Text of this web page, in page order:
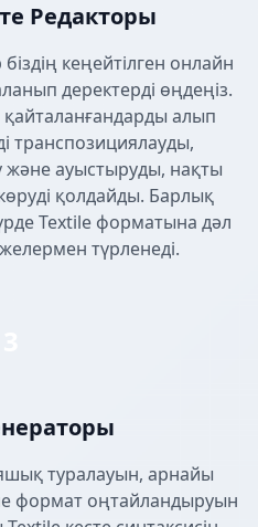
Редакторы
кеңейтілген онлайн
деректерді өңдеңіз.
алып
транспозициялауды,
және ауыстыруды, нақты
қолдайды. Барлық
Textile форматына дәл
түрленеді.
туралауын, арнайы
формат оңтайландыруын